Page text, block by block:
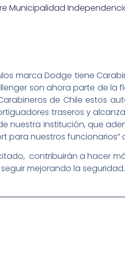
Municipalidad
marca Dodge tiene
son ahora parte de la
de Chile estos
traseros y
institución, que
nuestros funcionarios”
contribuirán a hacer
mejorando la seguridad.